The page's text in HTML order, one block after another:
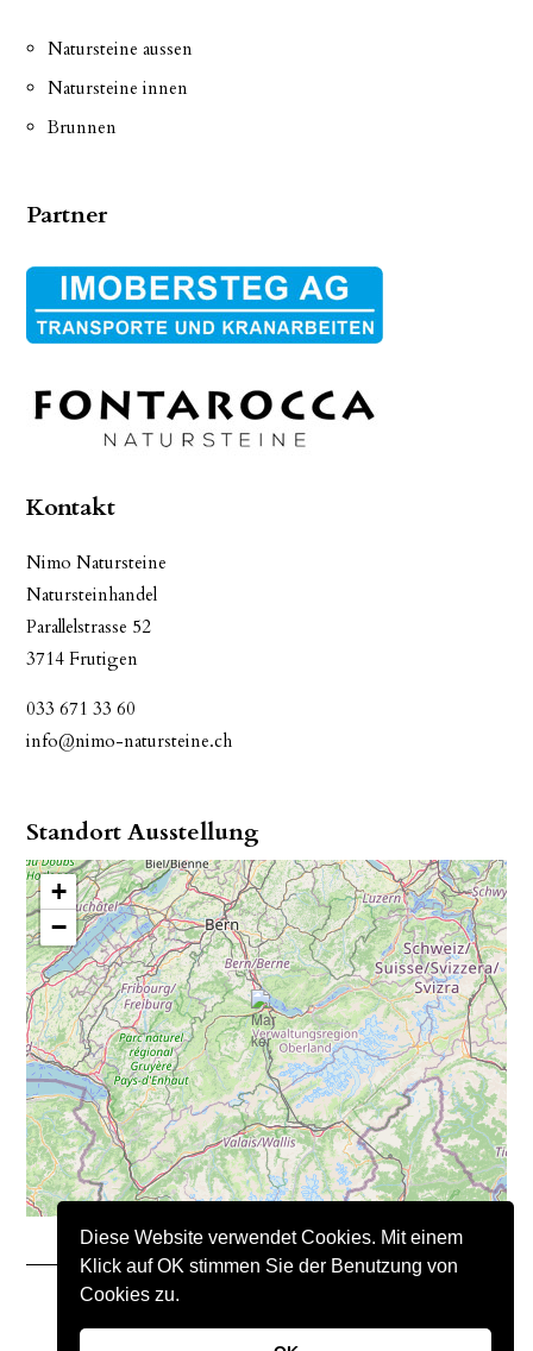
Diese Website verwendet Cookies. Mit einem
Klick auf OK stimmen Sie der Benutzung von
Cookies zu.
Natursteine aussen
Natursteine innen
Brunnen
Partner
Kontakt
Nimo Natursteine
Natursteinhandel
Parallelstrasse 52
3714 Frutigen
033 671 33 60
info@nimo-natursteine.ch
Standort Ausstellung
+
−